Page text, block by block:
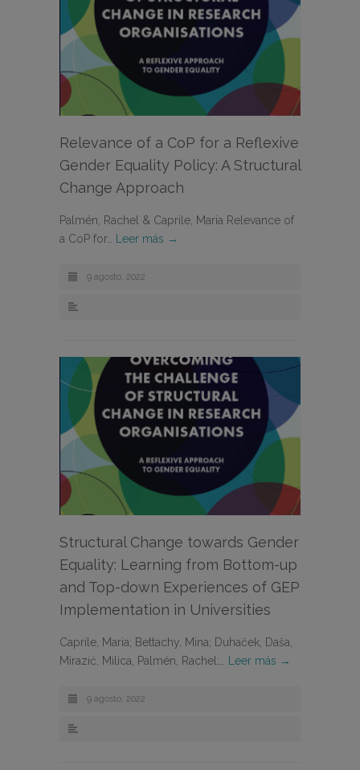
Relevance of a CoP for a Reflexive
Gender Equality Policy: A Structural
Change Approach
Palmén, Rachel & Caprile, Maria Relevance of
a CoP for…
Leer más →
9 agosto, 2022
Structural Change towards Gender
Equality: Learning from Bottom-up
and Top-down Experiences of GEP
Implementation in Universities
Caprile, Maria; Bettachy, Mina; Duhaček, Daša,
Mirazić, Milica, Palmén, Rachel;…
Leer más →
9 agosto, 2022